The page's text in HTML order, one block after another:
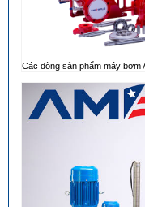
Các dòng sản phẩm máy bơm